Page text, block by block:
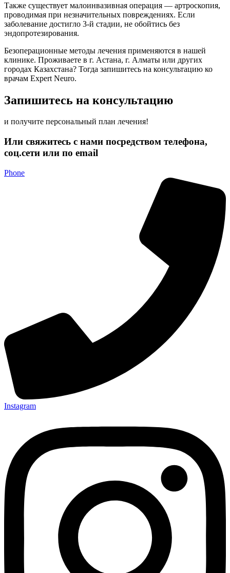
Также существует малоинвазивная операция — артроскопия,
проводимая при незначительных повреждениях. Если
заболевание достигло 3-й стадии, не обойтись без
эндопротезирования.
Безоперационные методы лечения применяются в нашей
клинике. Проживаете в г. Астана, г. Алматы или других
городах Казахстана? Тогда запишитесь на консультацию ко
врачам Expert Neuro.
Запишитесь на консультацию
и получите персональный план лечения!
Или свяжитесь с нами посредством телефона,
соц.сети или по email
Phone
Instagram